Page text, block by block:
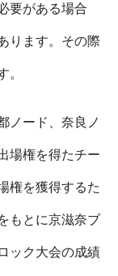
がある場合
ます。その際
ード、奈良ノ
権を得たチー
を獲得するた
とに京滋奈ブ
ク大会の成績